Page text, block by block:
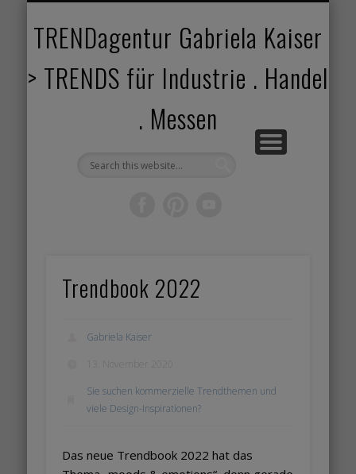
TRENDagentur Gabriela Kaiser
> TRENDS für Industrie . Handel
. Messen
Trendbook 2022
Gabriela Kaiser
Sie suchen kommerzielle Trendthemen und
viele Design-Inspirationen?
Das neue Trendbook 2022 hat das